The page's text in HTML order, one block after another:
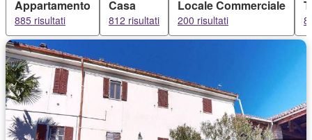
Appartamento
885 risultati
Casa
812 risultati
Locale Commerciale
200 risultati